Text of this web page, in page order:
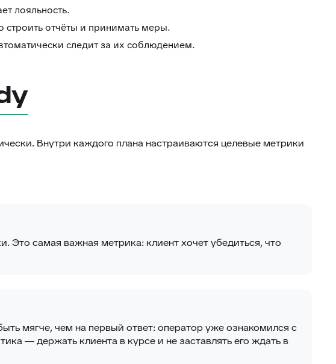
лояльность.
отчёты и принимать меры.
следит за их соблюдением.
Внутри каждого плана настраиваются целевые метрики
Это самая важная метрика: клиент хочет убедиться, что
мягче, чем на первый ответ: оператор уже ознакомился с
— держать клиента в курсе и не заставлять его ждать в